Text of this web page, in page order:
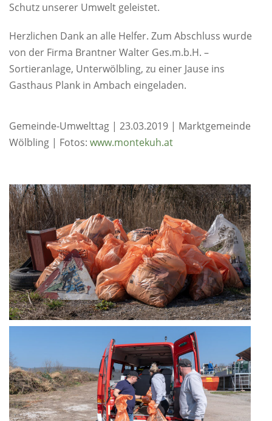
Schutz unserer Umwelt geleistet.
Herzlichen Dank an alle Helfer. Zum Abschluss wurde
von der Firma Brantner Walter Ges.m.b.H. –
Sortieranlage, Unterwölbling, zu einer Jause ins
Gasthaus Plank in Ambach eingeladen.
Gemeinde-Umwelttag | 23.03.2019 | Marktgemeinde
Wölbling | Fotos: www.montekuh.at